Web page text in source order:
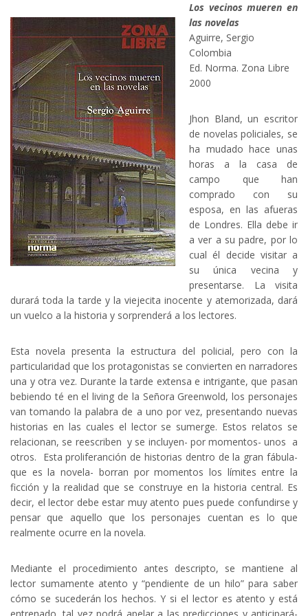
Los vecinos mueren en
las novelas
Aguirre, Sergio
Colombia
Ed. Norma. Zona Libre
2000
Jhon Bland, un escritor
de novelas policiales, se
ha mudado hace unas
horas a la casa de
campo que han
comprado con su
esposa, en las afueras
de Londres. Ella debe ir
a ver a su padre, por lo
cual él decide visitar a
su única vecina y
presentarse. La visita
durará toda la tarde y la viejecita inocente y atemorizada, dará
un vuelco a la historia y sorprenderá a los lectores.
Esta novela presenta la estructura del policial, pero con la
particularidad que los protagonistas se convierten en narradores
una y otra vez. Durante la tarde extensa e intrigante, que pasan
bebiendo té en el living de la Señora Greenwold, los personajes
van tomando la palabra de a uno por vez, presentando nuevas
historias en las cuales el lector se sumerge. Estos relatos se
relacionan, se reescriben y se incluyen- por momentos- unos a
otros. Esta proliferanción de historias dentro de la gran fábula-
que es la novela- borran por momentos los límites entre la
ficción y la realidad que se construye en la historia central. Es
decir, el lector debe estar muy atento pues puede confundirse y
pensar que aquello que los personajes cuentan es lo que
realmente ocurre en la novela.
Mediante el procedimiento antes descripto, se mantiene al
lector sumamente atento y “pendiente de un hilo” para saber
cómo se sucederán los hechos. Y si el lector es atento y está
entrenado, tal vez podrá apelar a las predicciones y anticipará-